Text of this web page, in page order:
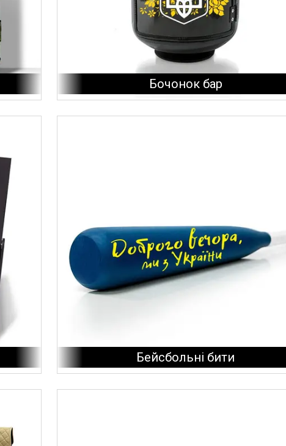
Бочонок бар
Бейсбольні бити